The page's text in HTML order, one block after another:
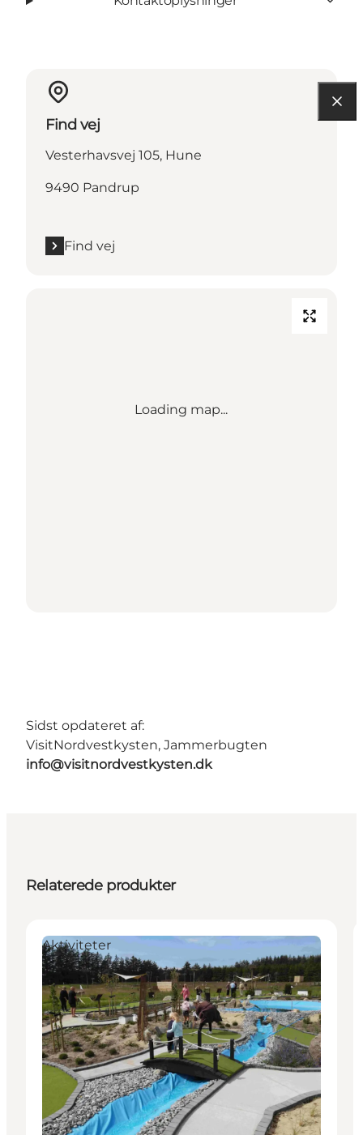
Find vej
Vesterhavsvej 105, Hune
9490 Pandrup
Find vej
Loading map...
Sidst opdateret af:
VisitNordvestkysten, Jammerbugten
info@visitnordvestkysten.dk
Relaterede produkter
Aktiviteter